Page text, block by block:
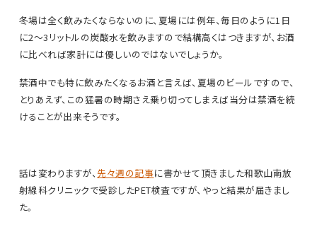
冬場は全く飲みたくならないのに、夏場には例年、毎日のように1日
に2～3リットルの炭酸水を飲みますので結構高くはつきますが、お酒
に比べれば家計には優しいのではないでしょうか。
禁酒中でも特に飲みたくなるお酒と言えば、夏場のビールですので、
とりあえず、この猛暑の時期さえ乗り切ってしまえば当分は禁酒を続
けることが出来そうです。
話は変わりますが、先々週の記事に書かせて頂きました和歌山南放
射線科クリニックで受診したPET検査ですが、やっと結果が届きまし
た。